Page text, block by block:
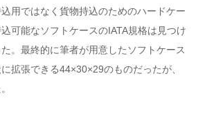
用ではなく貨物持込のためのハードケー
可能なソフトケースのIATA規格は見つけ
。最終的に筆者が用意したソフトケース
拡張できる44×30×29のものだったが、